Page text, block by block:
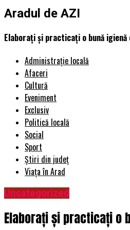
Aradul de AZI
Elaborați și practicați o bună
Administrație locală
Afaceri
Cultură
Eveniment
Exclusiv
Politică locală
Social
Sport
Știri din județ
Viața în Arad
Uncategorized
Elaborați și practicați o